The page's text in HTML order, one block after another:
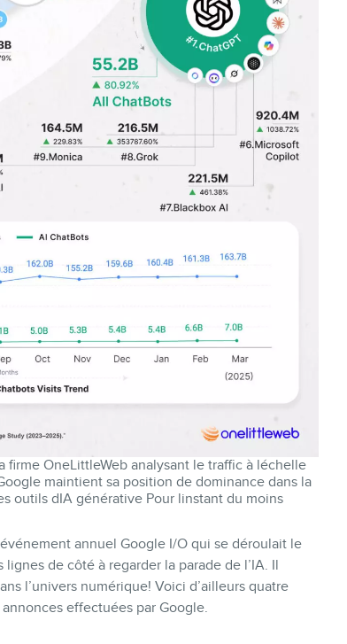
OneLittleWeb analysant le traffic à léchelle
maintient sa position de dominance dans la
outils dIA générative Pour linstant du moins
annuel Google I/O qui se déroulait le
de côté à regarder la parade de l’IA. Il
l’univers numérique! Voici d’ailleurs quatre
effectuées par Google.